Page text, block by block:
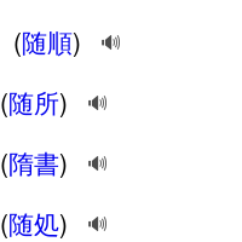
(随順) 🔊
(随所) 🔊
(隋書) 🔊
(随処) 🔊